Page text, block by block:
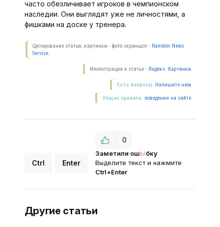
часто обезличивает игроков в чемпионском
наследии. Они выглядят уже не личностями, а
фишками на доске у тренера.
Цитирование статьи, картинки - фото скриншот - Rambler News
Service.
Иллюстрация к статье - Яндекс. Картинки.
Есть вопросы. Напишите нам.
Общие правила поведения на сайте.
Ctrl Enter
Заметили ошЫбку
Выделите текст и нажмите
Ctrl+Enter
0
Другие статьи